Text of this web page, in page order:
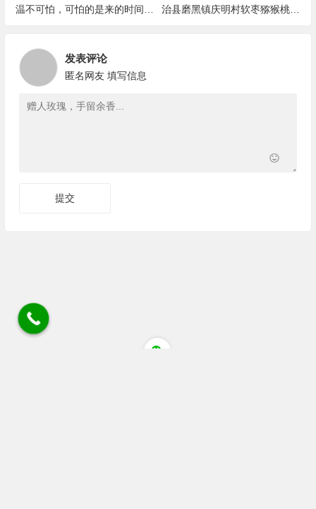
温不可怕，可怕的是来的时间不
治县磨黑镇庆明村软枣猕猴桃基
发表评论
匿名网友 填写信息